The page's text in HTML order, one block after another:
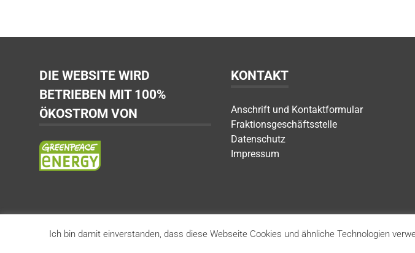
DIE WEBSITE WIRD
BETRIEBEN MIT 100%
ÖKOSTROM VON
KONTAKT
Anschrift und Kontaktformular
Fraktionsgeschäftsstelle
Datenschutz
Impressum
Ich bin damit einverstanden, dass diese Webseite Cookies und ähnliche Technologien